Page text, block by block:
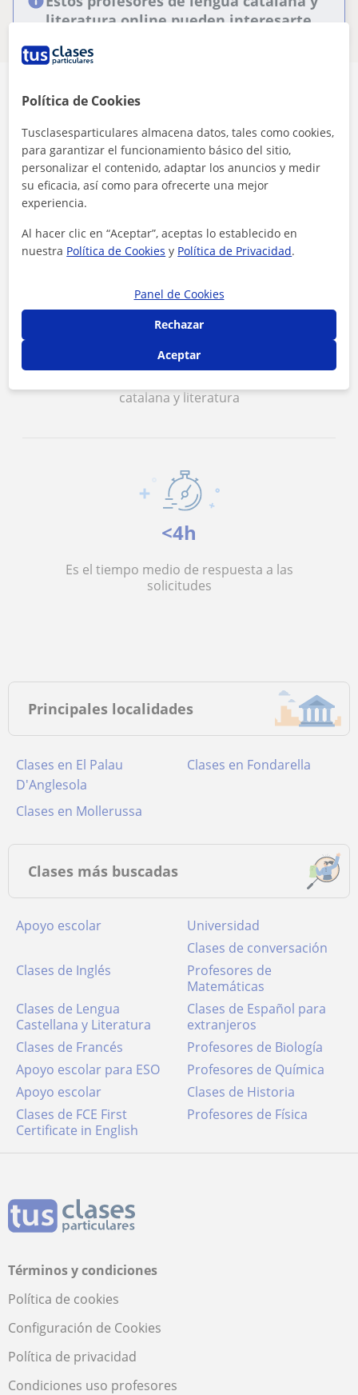
literatura online pueden interesarte
Seguridad
Contacta con los profesores mediante nuestra
10 €/h
catalana y literatura
<4h
Es el tiempo medio de respuesta a las
solicitudes
Principales localidades
Clases en El Palau
D'Anglesola
Clases en Fondarella
Clases en Mollerussa
Clases más buscadas
Apoyo escolar
Universidad
Clases de conversación
Clases de Inglés
Profesores de
Matemáticas
Clases de Lengua
Castellana y Literatura
Clases de Español para
extranjeros
Clases de Francés
Profesores de Biología
Apoyo escolar para ESO
Profesores de Química
Apoyo escolar
Clases de Historia
Clases de FCE First
Certificate in English
Profesores de Física
Términos y condiciones
Política de cookies
Configuración de Cookies
Política de privacidad
Condiciones uso profesores
Política de Cookies
Tusclasesparticulares almacena datos, tales como cookies,
para garantizar el funcionamiento básico del sitio,
personalizar el contenido, adaptar los anuncios y medir
su eficacia, así como para ofrecerte una mejor
experiencia.
Al hacer clic en “Aceptar”, aceptas lo establecido en
nuestra Política de Cookies y Política de Privacidad.
Panel de Cookies
Rechazar
Aceptar